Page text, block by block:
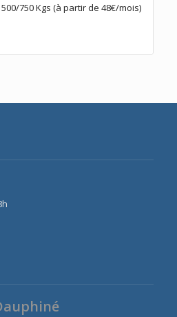
750 Kgs (à partir de 48€/mois)